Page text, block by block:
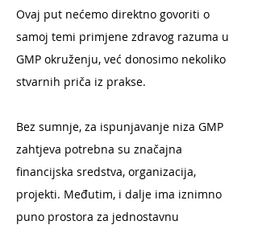
Ovaj put nećemo direktno govoriti o
samoj temi primjene zdravog razuma u
GMP okruženju, već donosimo nekoliko
stvarnih priča iz prakse.
Bez sumnje, za ispunjavanje niza GMP
zahtjeva potrebna su značajna
financijska sredstva, organizacija,
projekti. Međutim, i dalje ima iznimno
puno prostora za jednostavnu